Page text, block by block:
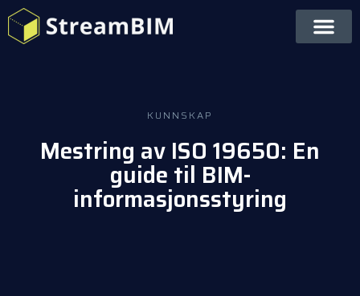
KUNNSKAP
Mestring av ISO 19650: En
guide til BIM-
informasjonsstyring